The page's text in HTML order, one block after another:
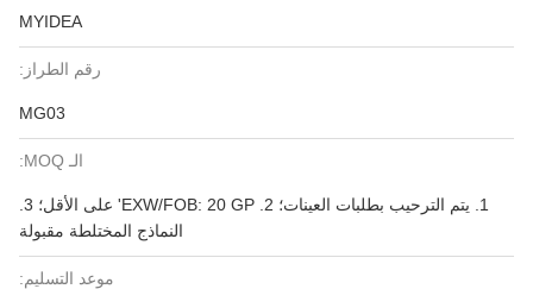
MYIDEA
رقم الطراز:
MG03
الـ MOQ:
1. يتم الترحيب بطلبات العينات؛ 2. EXW/FOB: 20 ​​GP' على الأقل؛ 3.
النماذج المختلطة مقبولة
موعد التسليم: